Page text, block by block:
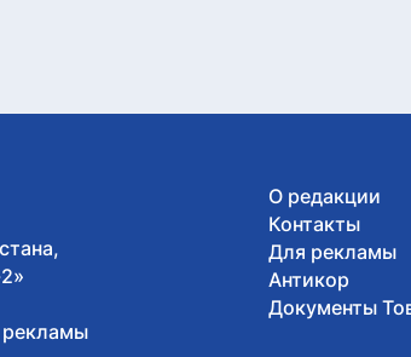
рекламы
О редакции
Контакты
Для рекламы
Антикор
Документы